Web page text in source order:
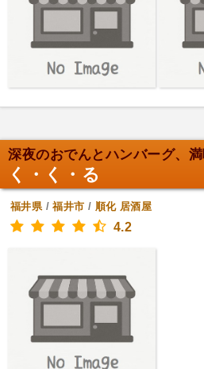
深夜のおでんとハンバーグ、満
く・く・る
福井県/福井市 / 順化 居酒屋
4.2